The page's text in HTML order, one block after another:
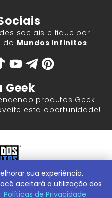
sociais e fique por
do Mundos Infinitos
Geek
produtos Geek.
esta oportunidade!
e Geek Store |ContentStuff
CNPJ - 05.859.917/0001-60.
Machado Bitencourt, 291 -
sua experiência.
aceitará a utilização dos
Políticas de Privacidade.